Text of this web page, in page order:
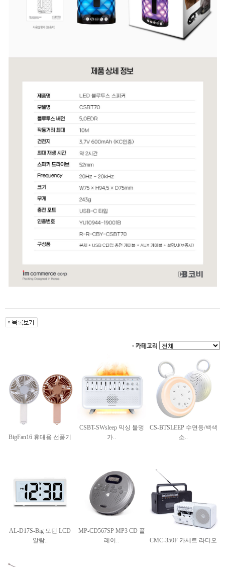
카테고리
BigFan16 휴대용 선풍기
CSBT-SWsleep 믹싱 불멍
가..
CS-BTSLEEP 수면등/백색
소..
AL-D17S-Big 모던 LCD
알람..
MP-CD567SP MP3 CD 플
레이..
CMC-350F 카세트 라디오